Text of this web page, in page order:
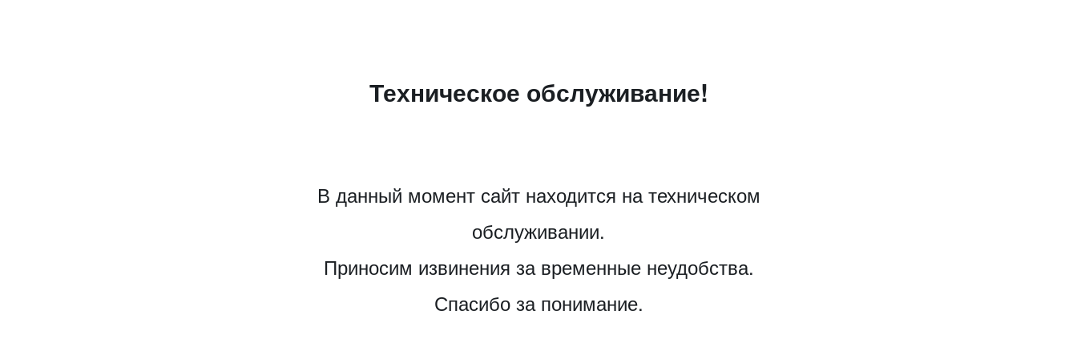
Техническое обслуживание!
В данный момент сайт находится на техническом
обслуживании.
Приносим извинения за временные неудобства.
Спасибо за понимание.